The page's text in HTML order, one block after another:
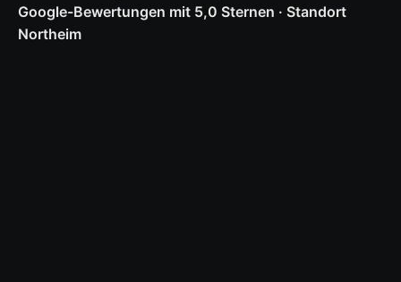
Google-Bewertungen mit 5,0 Sternen · Standort
Northeim